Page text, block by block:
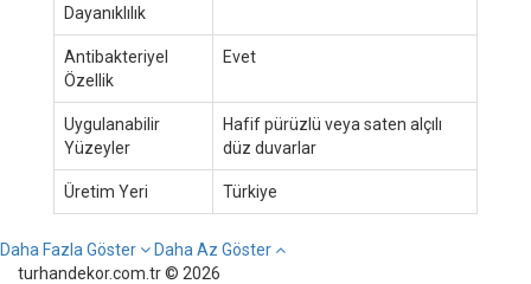
Dayanıklılık
Antibakteriyel
Özellik
Evet
Uygulanabilir
Yüzeyler
Hafif pürüzlü veya saten alçılı
düz duvarlar
Üretim Yeri Türkiye
Daha Fazla Göster
Daha Az Göster
turhandekor.com.tr © 2026